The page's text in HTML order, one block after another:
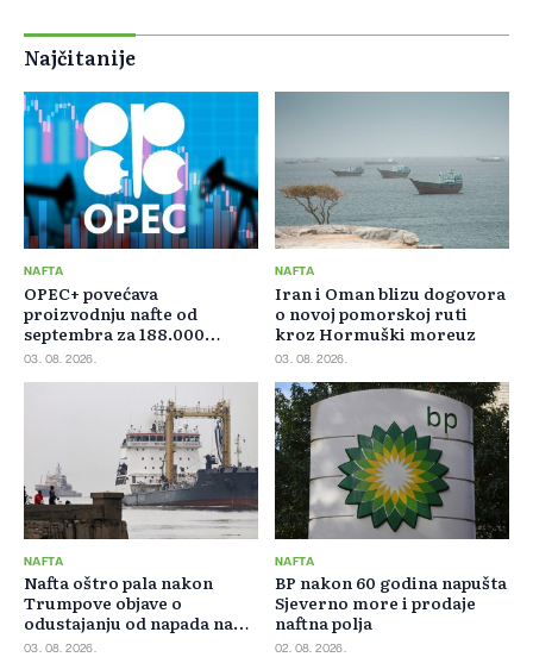
Najčitanije
NAFTA
OPEC+ povećava
proizvodnju nafte od
septembra za 188.000
barela dnevno
03. 08. 2026.
NAFTA
Iran i Oman blizu dogovora
o novoj pomorskoj ruti
kroz Hormuški moreuz
03. 08. 2026.
NAFTA
Nafta oštro pala nakon
Trumpove objave o
odustajanju od napada na
Iran
03. 08. 2026.
NAFTA
BP nakon 60 godina napušta
Sjeverno more i prodaje
naftna polja
02. 08. 2026.